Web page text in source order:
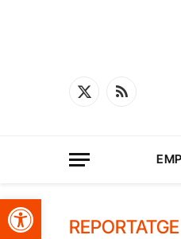
Obre la barra d'eines
X
RSS
REPORTATGE